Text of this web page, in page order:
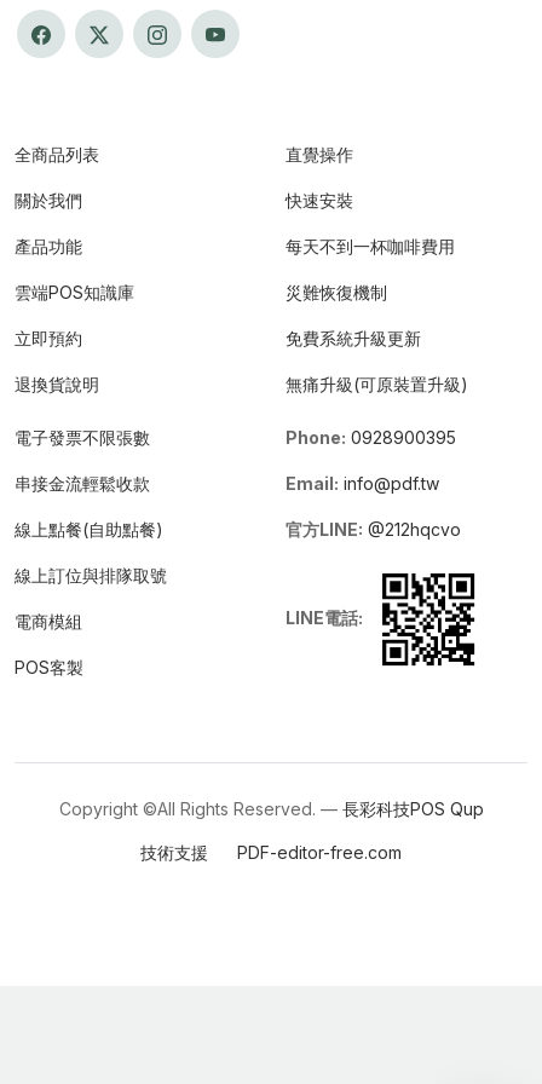
全商品列表
關於我們
產品功能
雲端POS知識庫
立即預約
退換貨說明
直覺操作
快速安裝
每天不到一杯咖啡費用
災難恢復機制
免費系統升級更新
無痛升級(可原裝置升級)
電子發票不限張數
串接金流輕鬆收款
線上點餐(自助點餐)
線上訂位與排隊取號
電商模組
POS客製
Phone: 0928900395
Email: info@pdf.tw
官方LINE: @212hqcvo
LINE電話:
Copyright ©All Rights Reserved. — 長彩科技POS Qup
技術支援 PDF-editor-free.com